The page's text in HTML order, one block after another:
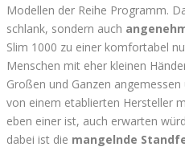
Modellen der Reihe Programm.
schlank, sondern auch
Slim 1000 zu einer komfortabel
Menschen mit eher kleinen
Großen und Ganzen
von einem etablierten Hersteller
eben einer ist, auch erwarten
dabei ist die mangelnde